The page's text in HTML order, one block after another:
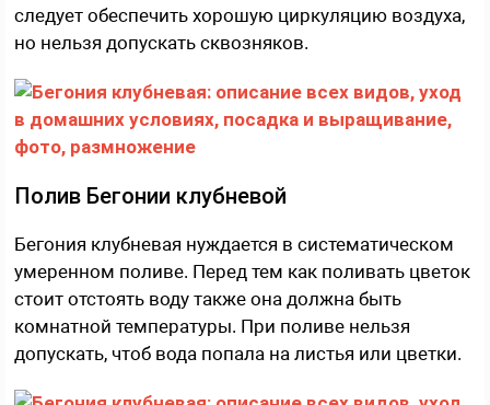
следует обеспечить хорошую циркуляцию воздуха,
но нельзя допускать сквозняков.
Полив Бегонии клубневой
Бегония клубневая нуждается в систематическом
умеренном поливе. Перед тем как поливать цветок
стоит отстоять воду также она должна быть
комнатной температуры. При поливе нельзя
допускать, чтоб вода попала на листья или цветки.